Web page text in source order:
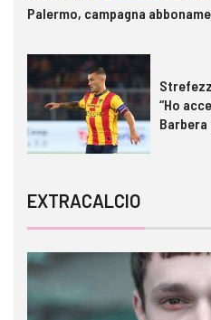
Palermo, campagna
“Ho
Barbera
EXTRACALCIO